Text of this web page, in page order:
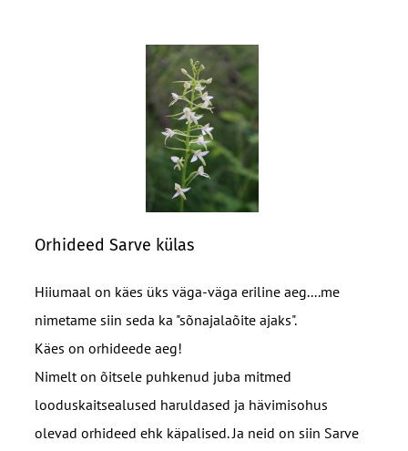
Orhideed Sarve külas
Hiiumaal on käes üks väga-väga eriline aeg....me
nimetame siin seda ka "sõnajalaõite ajaks".
Käes on orhideede aeg!
Nimelt on õitsele puhkenud juba mitmed
looduskaitsealused haruldased ja hävimisohus
olevad orhideed ehk käpalised. Ja neid on siin Sarve